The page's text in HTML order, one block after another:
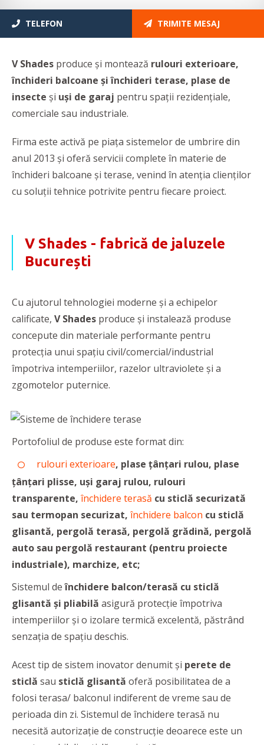
TELEFON TRIMITE MESAJ
V Shades produce și montează rulouri exterioare,
închideri balcoane și închideri terase, plase de
insecte și uși de garaj pentru spații rezidențiale,
comerciale sau industriale.
Firma este activă pe piața sistemelor de umbrire din
anul 2013 și oferă servicii complete în materie de
închideri balcoane și terase, venind în atenția clienților
cu soluții tehnice potrivite pentru fiecare proiect.
V Shades - fabrică de jaluzele
București
Cu ajutorul tehnologiei moderne și a echipelor
calificate, V Shades produce și instalează produse
concepute din materiale performante pentru
protecția unui spațiu civil/comercial/industrial
împotriva intemperiilor, razelor ultraviolete și a
zgomotelor puternice.
Portofoliul de produse este format din:
rulouri exterioare, plase țânțari rulou, plase
țânțari plisse, uși garaj rulou, rulouri
transparente, închidere terasă cu sticlă securizată
sau termopan securizat, închidere balcon cu sticlă
glisantă, pergolă terasă, pergolă grădină, pergolă
auto sau pergolă restaurant (pentru proiecte
industriale), marchize, etc;
Sistemul deînchidere balcon/terasă cu sticlă
glisantă și pliabilă asigură protecție împotriva
intemperiilor și o izolare termică excelentă, păstrând
senzația de spațiu deschis.
Acest tip de sistem inovator denumit și perete de
sticlă sau sticlă glisantă oferă posibilitatea de a
folosi terasa/ balconul indiferent de vreme sau de
perioada din zi. Sistemul de închidere terasă nu
necesită autorizație de construcție deoarece este un